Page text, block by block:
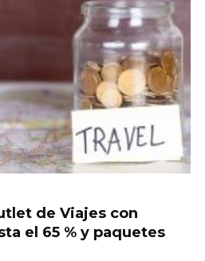
de Viajes con
el 65 % y paquetes